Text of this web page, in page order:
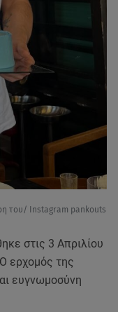
του/ Instagram pankouts
στις 3 Απριλίου
ερχομός της
ευγνωμοσύνη